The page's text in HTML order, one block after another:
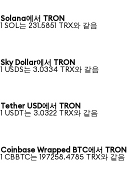
Solana에서 TRON
1 SOL는 231.5851 TRX와 같음
Sky Dollar에서 TRON
1 USDS는 3.0334 TRX와 같음
Tether USD에서 TRON
1 USDT는 3.0322 TRX와 같음
Coinbase Wrapped BTC에서 TRON
1 CBBTC는 197258.4785 TRX와 같음